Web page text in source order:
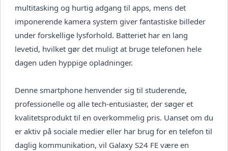
multitasking og hurtig adgang til apps, mens det
imponerende kamera system giver fantastiske billeder
under forskellige lysforhold. Batteriet har en lang
levetid, hvilket gør det muligt at bruge telefonen hele
dagen uden hyppige opladninger.
Denne smartphone henvender sig til studerende,
professionelle og alle tech-entusiaster, der søger et
kvalitetsprodukt til en overkommelig pris. Uanset om du
er aktiv på sociale medier eller har brug for en telefon til
daglig kommunikation, vil Galaxy S24 FE være en